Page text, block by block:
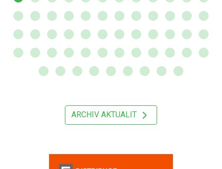
ARCHIV AKTUALIT